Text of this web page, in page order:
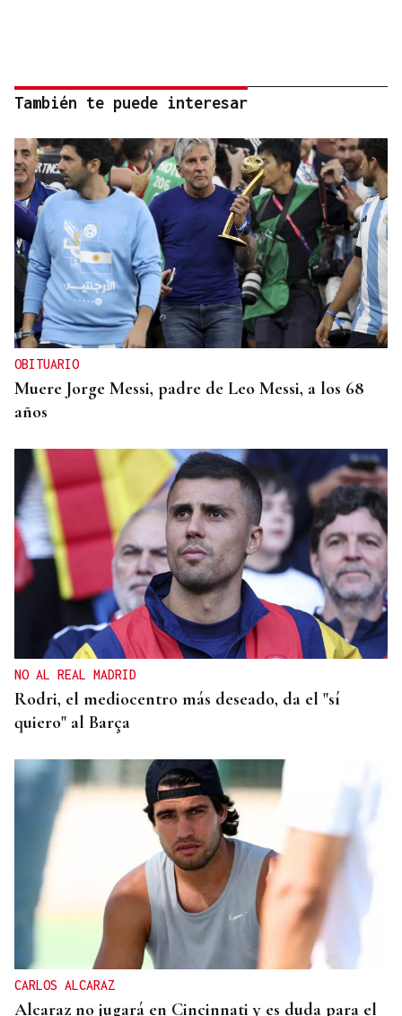
También te puede interesar
OBITUARIO
Muere Jorge Messi, padre de Leo Messi, a los 68
años
NO AL REAL MADRID
Rodri, el mediocentro más deseado, da el "sí
quiero" al Barça
CARLOS ALCARAZ
Alcaraz no jugará en Cincinnati y es duda para el